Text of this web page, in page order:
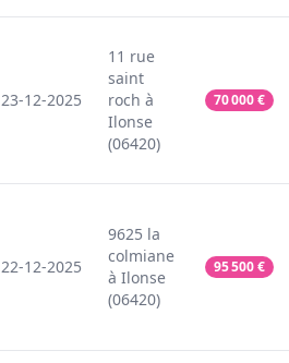
23-12-2025
11 rue
saint
roch à
Ilonse
(06420)
70 000€
22-12-2025
9625 la
colmiane
à Ilonse
(06420)
95 500€